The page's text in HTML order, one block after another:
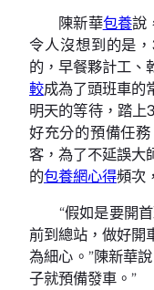
陳新華包養說
令人沒想到的是
的，早餐夥計工、
較成為了頭班車的
明天的等待，踏
好充分的預備任
客，為了不延誤大
的包養網心得頻次
“假如是要開首
前到總站，做好開
為細心。”陳新華
子就預備發車。”